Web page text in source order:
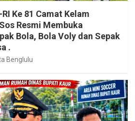
Ke 81 Camat Kelam
Resmi Membuka
Bola, Bola Voly dan Sepak
.
Benglulu